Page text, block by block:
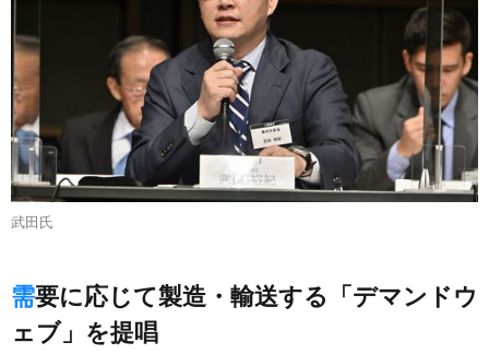
武田氏
需要に応じて製造・輸送する「デマンドウ
ェブ」を提唱